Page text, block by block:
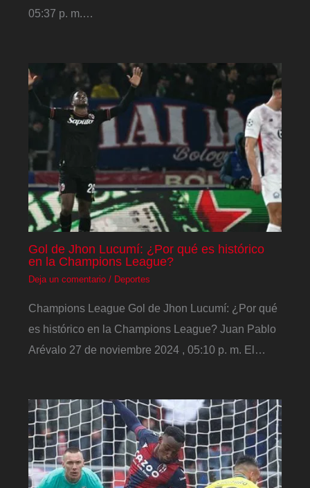
05:37 p. m.…
Gol de Jhon Lucumí: ¿Por qué es histórico
en la Champions League?
Deja un comentario / Deportes
Champions League Gol de Jhon Lucumí: ¿Por qué
es histórico en la Champions League? Juan Pablo
Arévalo 27 de noviembre 2024 , 05:10 p. m. El…